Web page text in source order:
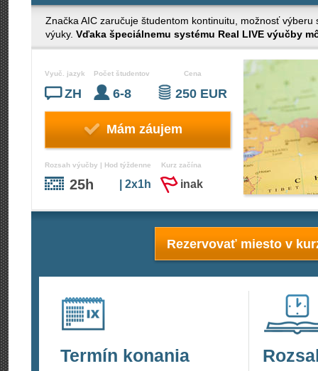
Značka AIC zaručuje študentom kontinuitu, možnosť
výuky. Vďaka špeciálnemu systému Real LIVE výučby
Vyuč. jazyk
ZH
Počet študentov
6-8
Cena
250 EUR
Mám záujem
Rozsah výučby | Hod týždenne
25h | 2x1h
Kurz začína
inak
Rezervovať miesto v
Termín konania